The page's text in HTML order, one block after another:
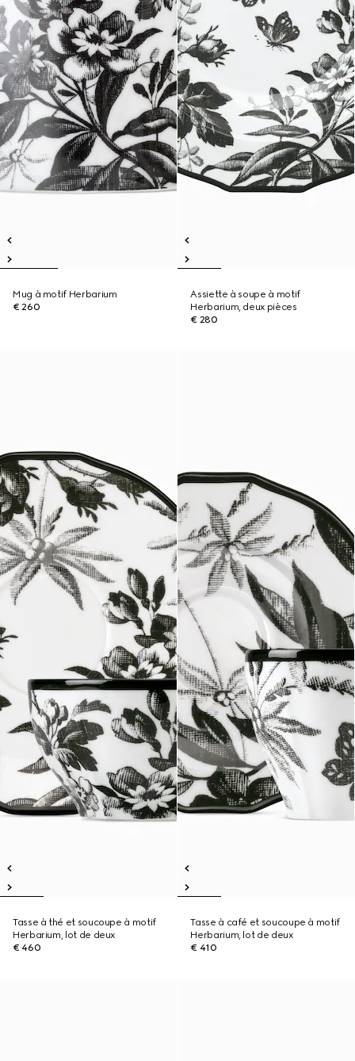
Mug à motif Herbarium
€ 260
Assiette à soupe à motif
Herbarium, deux pièces
€ 280
Tasse à thé et soucoupe à motif
Herbarium, lot de deux
€ 460
Tasse à café et soucoupe à motif
Herbarium, lot de deux
€ 410